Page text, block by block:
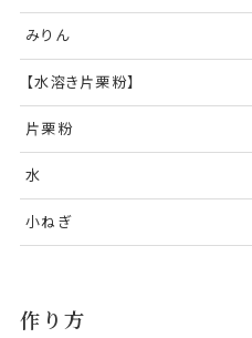
みりん
【水溶き片栗粉】
片栗粉
水
小ねぎ
作り方